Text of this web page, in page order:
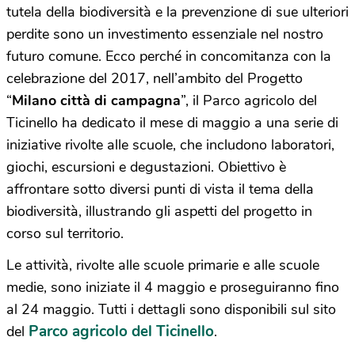
tutela della biodiversità e la prevenzione di sue ulteriori
perdite sono un investimento essenziale nel nostro
futuro comune. Ecco perché in concomitanza con la
celebrazione del 2017, nell’ambito del Progetto
“Milano città di campagna”, il Parco agricolo del
Ticinello ha dedicato il mese di maggio a una serie di
iniziative rivolte alle scuole, che includono laboratori,
giochi, escursioni e degustazioni. Obiettivo è
affrontare sotto diversi punti di vista il tema della
biodiversità, illustrando gli aspetti del progetto in
corso sul territorio.
Le attività, rivolte alle scuole primarie e alle scuole
medie, sono iniziate il 4 maggio e proseguiranno fino
al 24 maggio. Tutti i dettagli sono disponibili sul sito
del Parco agricolo del Ticinello.